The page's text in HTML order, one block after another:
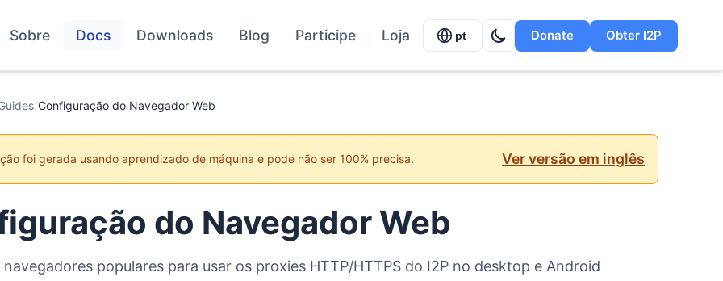
Sobre Docs Downloads Blog Participe Loja pt Donate Obter I2P
/Configuração do Navegador Web
foi gerada usando aprendizado de máquina e pode não ser 100% precisa. Ver versão em inglês
do Navegador Web
populares para usar os proxies HTTP/HTTPS do I2P no desktop e Android